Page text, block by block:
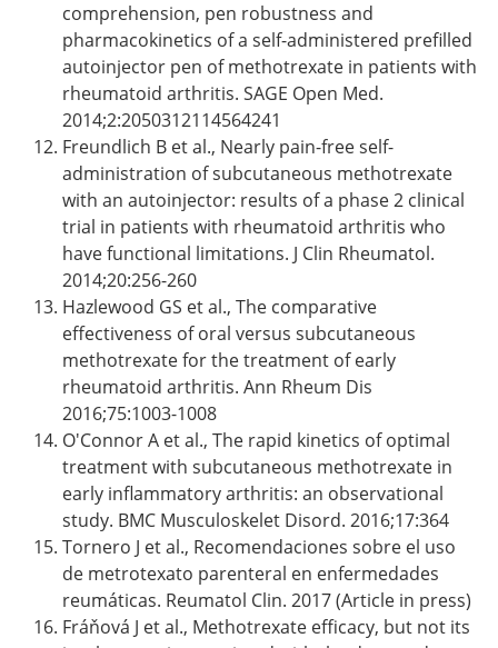
comprehension, pen robustness and
pharmacokinetics of a self-administered prefilled
autoinjector pen of methotrexate in patients with
rheumatoid arthritis. SAGE Open Med.
2014;2:2050312114564241
Freundlich B et al., Nearly pain-free self-
administration of subcutaneous methotrexate
with an autoinjector: results of a phase 2 clinical
trial in patients with rheumatoid arthritis who
have functional limitations. J Clin Rheumatol.
2014;20:256-260
Hazlewood GS et al., The comparative
effectiveness of oral versus subcutaneous
methotrexate for the treatment of early
rheumatoid arthritis. Ann Rheum Dis
2016;75:1003-1008
O'Connor A et al., The rapid kinetics of optimal
treatment with subcutaneous methotrexate in
early inflammatory arthritis: an observational
study. BMC Musculoskelet Disord. 2016;17:364
Tornero J et al., Recomendaciones sobre el uso
de metrotexato parenteral en enfermedades
reumáticas. Reumatol Clin. 2017 (Article in press)
Fráňová J et al., Methotrexate efficacy, but not its